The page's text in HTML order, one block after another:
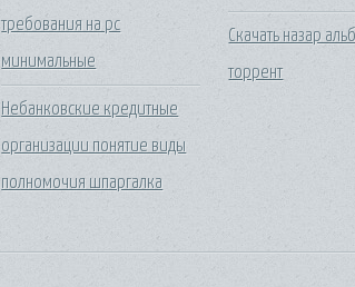
требования на pc
минимальные
Небанковские кредитные
организации понятие виды
полномочия шпаргалка
Скачать назар
торрент